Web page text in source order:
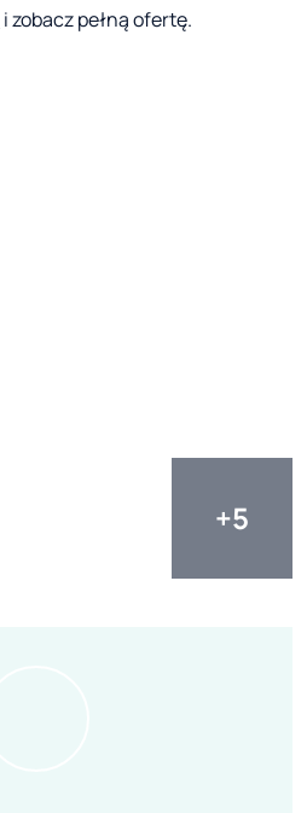
i zobacz pełną ofertę.